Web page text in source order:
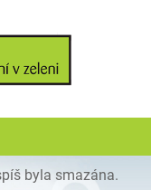
byla smazána.